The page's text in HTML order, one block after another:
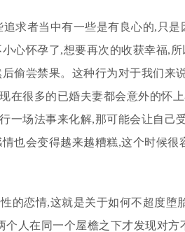
求者当中有一些是有良心的,只
心怀孕了,想要再次的收获幸福,
偷尝禁果。这种行为对于我们来
在很多的已婚夫妻都会意外的怀
一场法事来化解,那可能会让自己
也会变得越来越糟糕,这个时候很
的恋情,这就是关于如何不超度堕
人在同一个屋檐之下才发现对方